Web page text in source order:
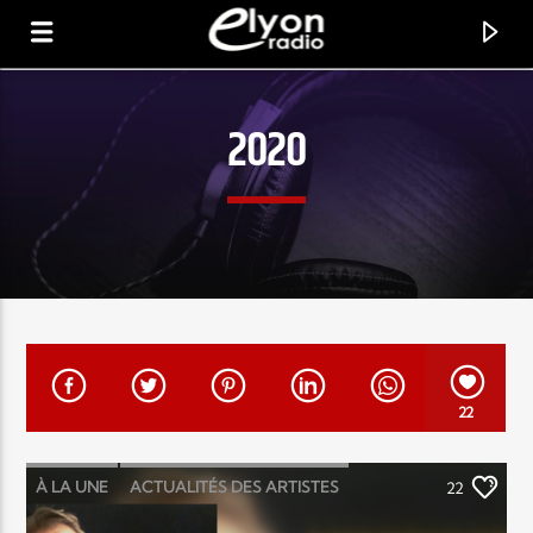
RADIO ELYON
POSITIVE ET ENCOURAGEANTE !
2020
22
À LA UNE ACTUALITÉS DES ARTISTES 22